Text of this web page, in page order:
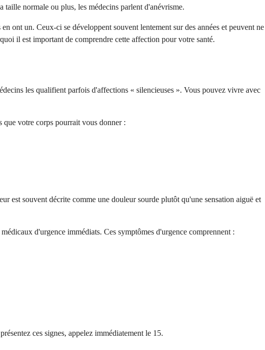
taille normale ou plus, les médecins parlent d'anévrisme.
ont un. Ceux-ci se développent souvent lentement sur des années et peuvent ne
il est important de comprendre cette affection pour votre santé.
les qualifient parfois d'affections « silencieuses ». Vous pouvez vivre avec
que votre corps pourrait vous donner :
est souvent décrite comme une douleur sourde plutôt qu'une sensation aiguë et
d'urgence immédiats. Ces symptômes d'urgence comprennent :
ces signes, appelez immédiatement le 15.